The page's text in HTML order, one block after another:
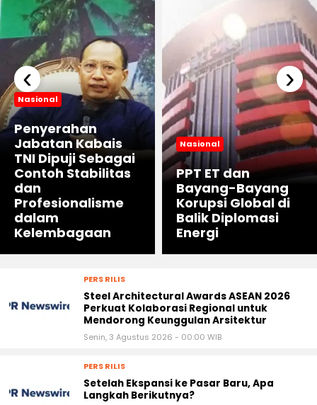
Nasional
Penyerahan
Jabatan Kabais
TNI Dipuji Sebagai
Contoh Stabilitas
dan
Profesionalisme
dalam
Kelembagaan
Nasional
PPT ET dan
Bayang-Bayang
Korupsi Global di
Balik Diplomasi
Energi
‹ ›
PERS RILIS
Steel Architectural Awards ASEAN 2026
Perkuat Kolaborasi Regional untuk
Mendorong Keunggulan Arsitektur
Senin, 3 Agustus 2026 - 00:00 WIB
PERS RILIS
Setelah Ekspansi ke Pasar Baru, Apa
Langkah Berikutnya?